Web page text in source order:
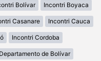
Bolívar Incontri Boyaca
Casanare Incontri Cauca
Incontri Cordoba
de Bolívar